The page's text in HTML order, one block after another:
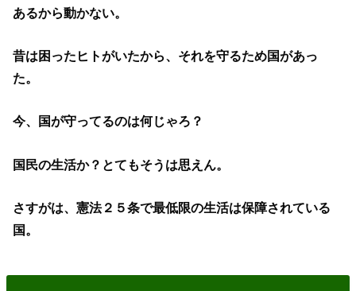
あるから動かない。
昔は困ったヒトがいたから、それを守るため国があっ
た。
今、国が守ってるのは何じゃろ？
国民の生活か？とてもそうは思えん。
さすがは、憲法２５条で最低限の生活は保障されている
国。